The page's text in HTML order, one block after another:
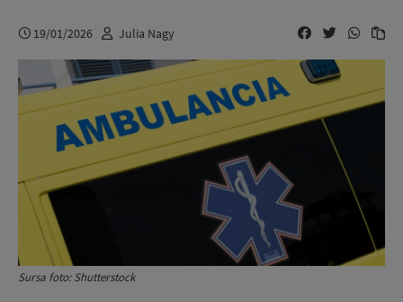
19/01/2026 Julia Nagy
Sursa foto: Shutterstock